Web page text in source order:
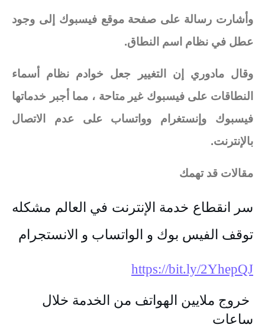
وأشارت رسالة على صفحة موقع فيسبوك إلى وجود
عطل في نظام اسم النطاق.
وقال مادوري إن التغيير جعل خوادم نظام أسماء
النطاقات على فيسبوك غير متاحة ، مما أجبر خدماتها
فيسبوك وإنستغرام وواتساب على عدم الاتصال
بالإنترنت.
مقالات قد تهمك
توقف الفيس بوك و الواتساب و الانستجرام
https://bit.ly/2YhepQJ
ساعات